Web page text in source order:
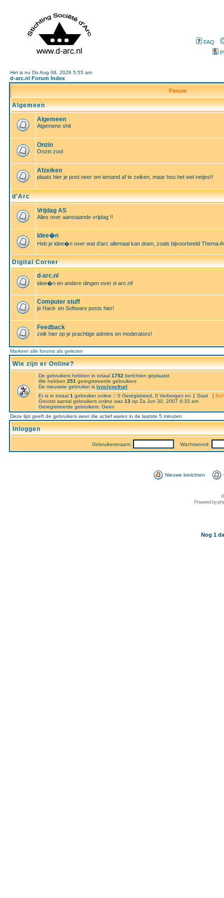
FAQ
Het is nu Do Aug 06, 2026 5:55 am
d-arc.nl Forum Index
Forum
Algemeen
Algemeen
Algemene shit
Onzin
Onzin zooi
Afzeiken
plaats hier je post neer om iemand af te zeiken, maar hou het wel netjes!!
d'Arc
Vrijdag AS
Alles over aanstaande vrijdag !!
Idee�n
Heb je idee�n over wat d'arc allemaal kan doen, zoals bijvoorbeeld Thema
Digital Corner
d-arc.nl
idee�n en andere dingen over d-arc.nl!
Computer stuff
je Hard- en Software posts hier!
Feedback
zeik hier op je prachtige admins en moderators!
Markeer alle forums als gelezen
Wie zijn er Online?
De gebruikers hebben in totaal 1752 berichten geplaatst
We hebben 251 geregistreerde gebruikers
De nieuwste gebruiker is lynclyncfrurl
Er is in totaal 1 gebruiker online :: 0 Geregistreed, 0 Verborgen en 1 Gast [
Grootst aantal gebruikers online was 13 op Za Jun 30, 2007 4:33 am
Geregistreerde gebruikers: Geen
Deze lijst geeft de gebruikers weer die actief waren in de laatste 5 minuten
Inloggen
Gebruikersnaam: Wachtwoord:
Nieuwe berichten
Powered by
Nog 1